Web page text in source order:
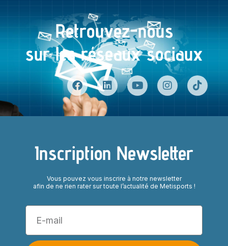
Retrouvez-nous
sur les réseaux sociaux
Inscription Newsletter
Vous pouvez vous inscrire à notre newsletter
afin de ne rien rater sur toute l’actualité de Metisports !